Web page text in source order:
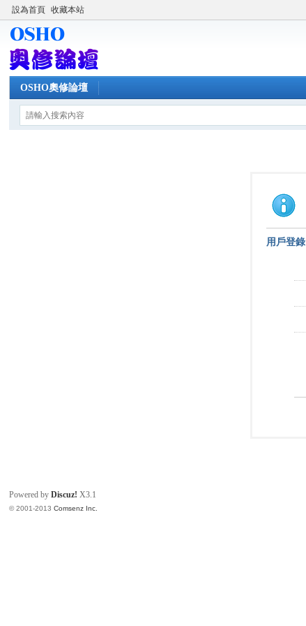
設為首頁 收藏本站
OSHO奧修論壇
用戶登錄
Powered byDiscuz! X3.1
© 2001-2013Comsenz Inc.